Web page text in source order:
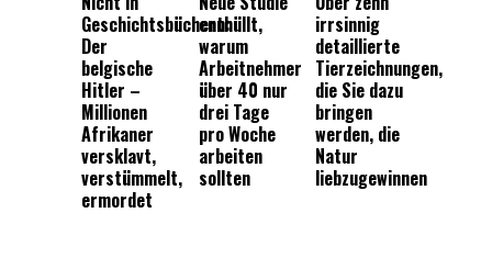
Geschichtsbüchern:
Der
belgische
Hitler –
Millionen
Afrikaner
versklavt,
verstümmelt,
ermordet
enthüllt,
warum
Arbeitnehmer
über 40 nur
drei Tage
pro Woche
arbeiten
sollten
irrsinnig
detaillierte
Tierzeichnungen,
die Sie dazu
bringen
werden, die
Natur
liebzugewinnen